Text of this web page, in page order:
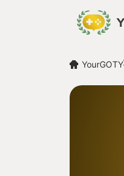
YourGOTY